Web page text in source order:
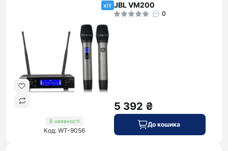
хіт
В наявності
Код: WT-9056
JBL VM200
0
5 392 ₴
До кошика